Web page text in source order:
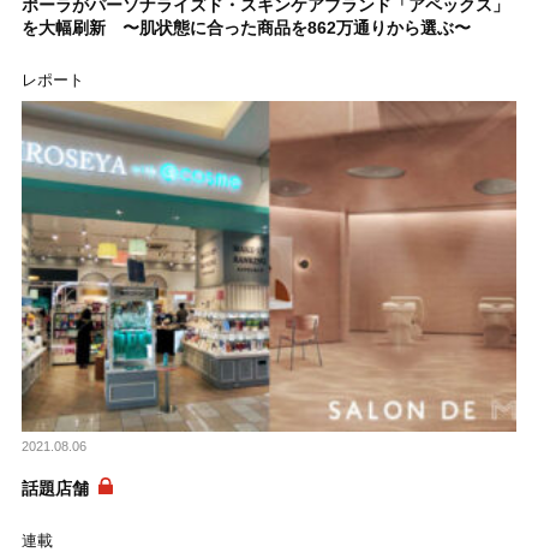
ポーラがパーソナライズド・スキンケアブランド「アペックス」
を大幅刷新 〜肌状態に合った商品を862万通りから選ぶ〜
レポート
2021.08.06
話題店舗
連載